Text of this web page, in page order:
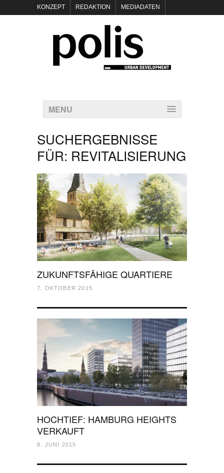
KONZEPT REDAKTION MEDIADATEN
POLIS KEYNOTES
KONTAKT DATENSCHUTZ IMPRESSUM
MENU
SUCHERGEBNISSE
FÜR: REVITALISIERUNG
ZUKUNFTSFÄHIGE QUARTIERE
7. OKTOBER 2015
HOCHTIEF: HAMBURG HEIGHTS
VERKAUFT
8. JUNI 2015